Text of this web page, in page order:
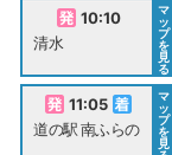
10:10
清水
マ
ッ
プ
を
見
る
11:05
道の駅 南ふらの
マ
ッ
プ
を
見